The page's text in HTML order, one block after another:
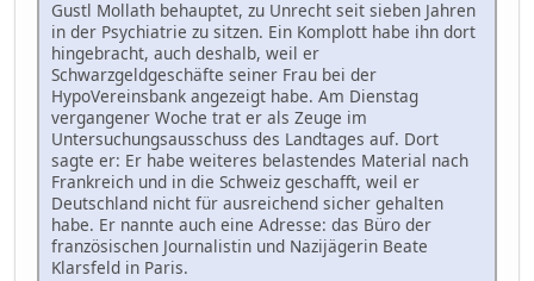
Gustl Mollath behauptet, zu Unrecht seit sieben Jahren
in der Psychiatrie zu sitzen. Ein Komplott habe ihn dort
hingebracht, auch deshalb, weil er
Schwarzgeldgeschäfte seiner Frau bei der
HypoVereinsbank angezeigt habe. Am Dienstag
vergangener Woche trat er als Zeuge im
Untersuchungsausschuss des Landtages auf. Dort
sagte er: Er habe weiteres belastendes Material nach
Frankreich und in die Schweiz geschafft, weil er
Deutschland nicht für ausreichend sicher gehalten
habe. Er nannte auch eine Adresse: das Büro der
französischen Journalistin und Nazijägerin Beate
Klarsfeld in Paris.